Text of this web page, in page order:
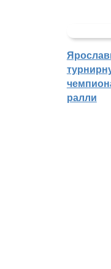
ралли